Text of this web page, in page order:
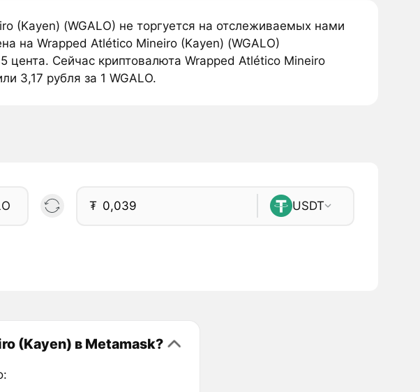
(Kayen) (WGALO) не торгуется на отслеживаемых нами
на Wrapped Atlético Mineiro (Kayen) (WGALO)
цента. Сейчас криптовалюта Wrapped Atlético Mineiro
3,17 рубля за 1 WGALO.
₮ USDT
(Kayen) в Metamask?